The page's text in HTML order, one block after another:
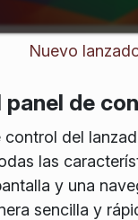
Nuevo
de
del
las
y una
sencilla y